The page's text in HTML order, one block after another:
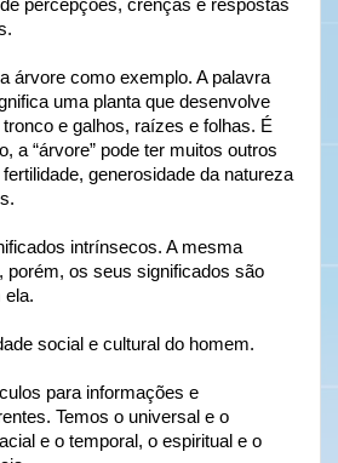
percepções, crenças e respostas
árvore como exemplo. A palavra
uma planta que desenvolve
e galhos, raízes e folhas. É
a “árvore” pode ter muitos outros
generosidade da natureza
intrínsecos. A mesma
porém, os seus significados são
ela.
social e cultural do homem.
para informações e
Temos o universal e o
e o temporal, o espiritual e o